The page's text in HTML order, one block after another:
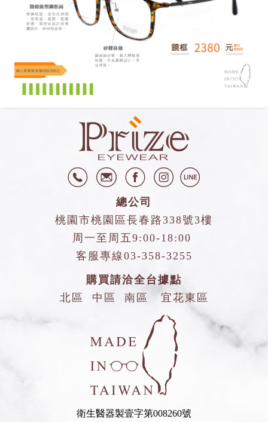
總公司
桃園市桃園區長春路338號3樓
周一至周五9:00-18:00
客服專線03-358-3255
購買請洽全台據點
北區
中區 南區 宜花東區
衛生醫器製壹字第008260號